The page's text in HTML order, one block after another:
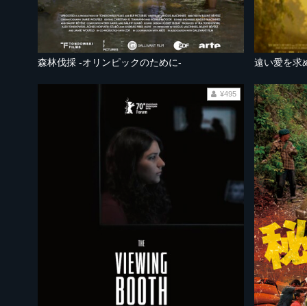
森林伐採 -オリンピックのために- 遠い愛を
¥495